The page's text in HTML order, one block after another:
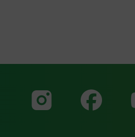
Zu